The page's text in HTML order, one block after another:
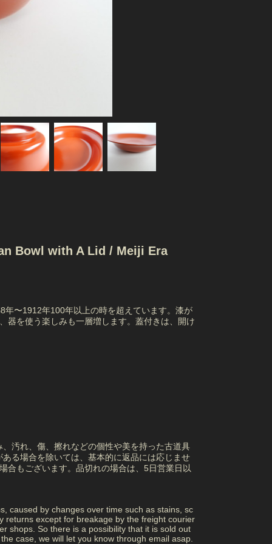
Bowl with A Lid / Meiji Era
〜1912年100年以上の時を超えています。漆が
器を使う楽しみも一層増します。蓋付きは、開け
汚れ、傷、擦れなどの個性や美を持った古道具
る場合を除いては、基本的に返品には応じませ
合もございます。品切れの場合は、5日営業日以
caused by changes over time such as stains, sc
returns except for breakage by the freight courier
shops. So there is a possibility that it is sold out
case, we will let you know through email asap.